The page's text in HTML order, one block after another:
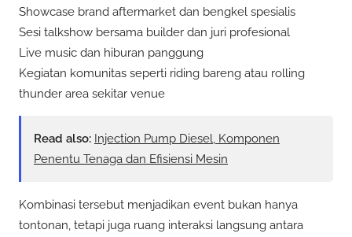
Showcase brand aftermarket dan bengkel spesialis
Sesi talkshow bersama builder dan juri profesional
Live music dan hiburan panggung
Kegiatan komunitas seperti riding bareng atau rolling
thunder area sekitar venue
Read also: Injection Pump Diesel, Komponen
Penentu Tenaga dan Efisiensi Mesin
Kombinasi tersebut menjadikan event bukan hanya
tontonan, tetapi juga ruang interaksi langsung antara